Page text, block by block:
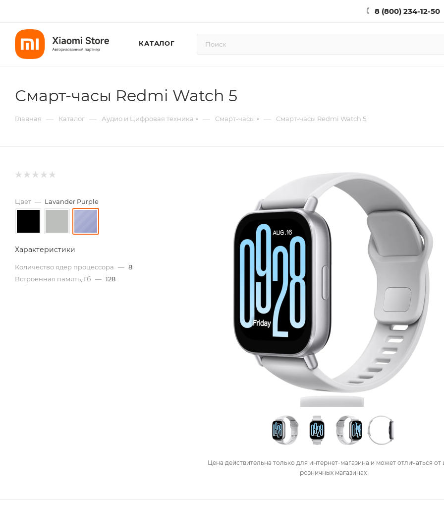
8 (800) 234-12-50
КАТАЛОГ
Смарт-часы Redmi Watch 5
Главная — Каталог — Аудио и Цифровая техника — Смарт-часы — Смарт-часы Redmi Watch 5
Цена действительна только для интернет-магазина и может отличаться от
розничных магазинах
Цвет — Lavander Purple
Характеристики
Количество ядер процессора — 8
Встроенная память, Гб — 128